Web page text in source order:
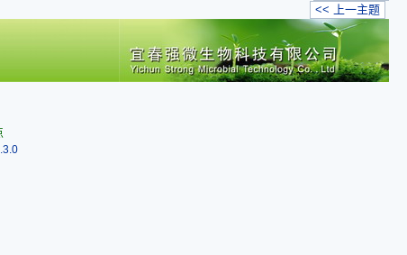
<< 上一主题